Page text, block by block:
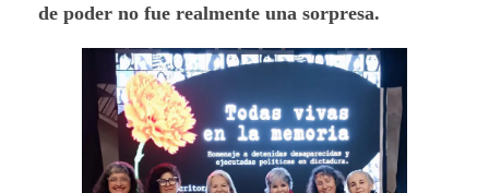
de poder no fue realmente una sorpresa.